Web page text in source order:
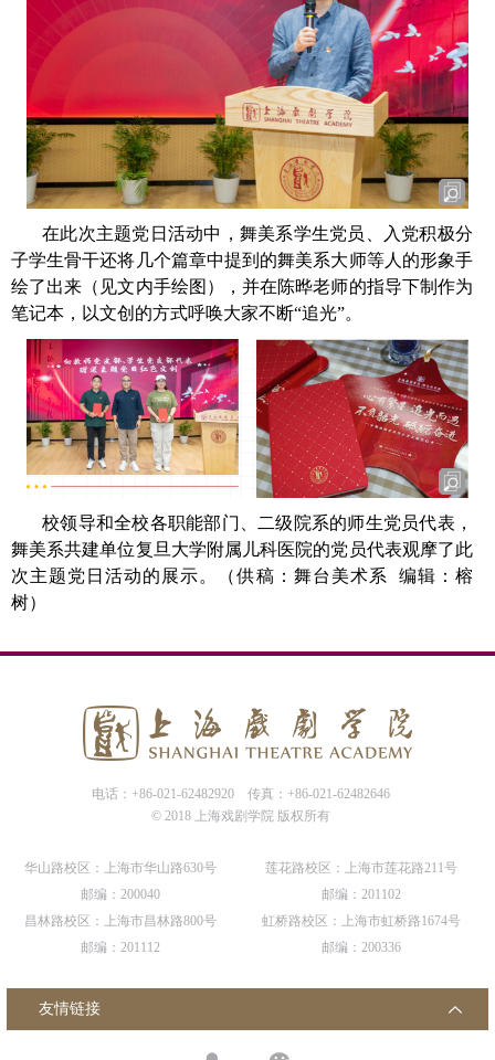
在此次主题党日活动中，舞美系学生党员、入党积极分
子学生骨干还将几个篇章中提到的舞美系大师等人的形象手
绘了出来（见文内手绘图），并在陈晔老师的指导下制作为
笔记本，以文创的方式呼唤大家不断“追光”。
校领导和全校各职能部门、二级院系的师生党员代表，
舞美系共建单位复旦大学附属儿科医院的党员代表观摩了此
次主题党日活动的展示。（供稿：舞台美术系
编辑：榕
树）
电话：+86-021-62482920
传真：+86-021-62482646
© 2018 上海戏剧学院 版权所有
华山路校区：上海市华山路630号
邮编：200040
昌林路校区：上海市昌林路800号
邮编：201112
莲花路校区：上海市莲花路211号
邮编：201102
虹桥路校区：上海市虹桥路1674号
邮编：200336
友情链接